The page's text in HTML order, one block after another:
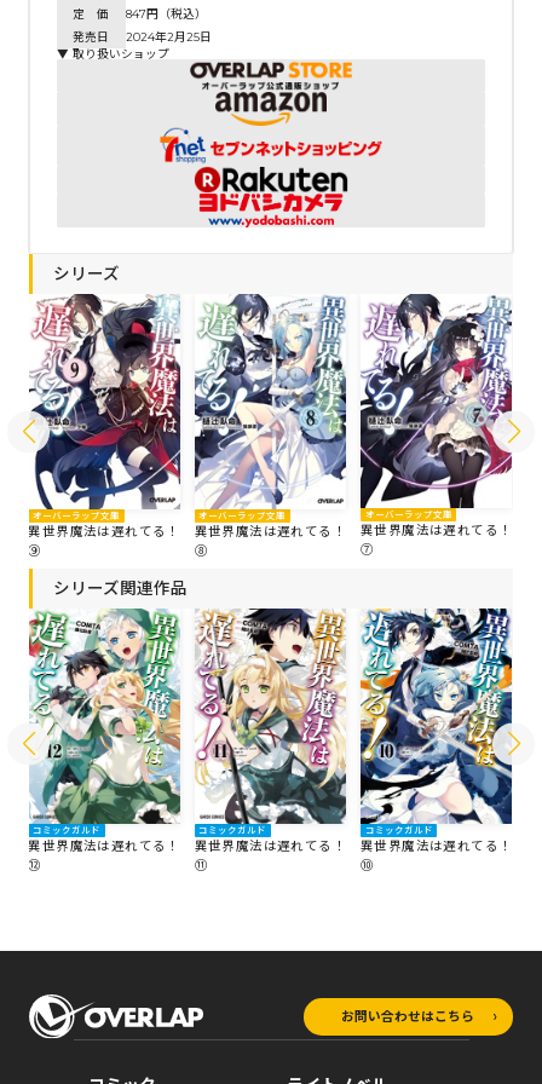
定 価
847円（税込）
発売日
2024年2月25日
▼ 取り扱いショップ
シリーズ
オーバーラップ文庫
異世界魔法は遅れてる！
⑨
オーバーラップ文庫
異世界魔法は遅れてる！
⑧
オーバーラップ文庫
異世界魔法は遅れてる！
⑦
シリーズ関連作品
コミックガルド
異世界魔法は遅れてる！
⑫
コミックガルド
異世界魔法は遅れてる！
⑪
コミックガルド
異世界魔法は遅れてる！
⑩
お問い合わせはこちら